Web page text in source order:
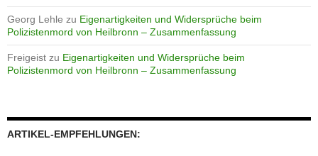
Georg Lehle zu Eigenartigkeiten und Widersprüche beim
Polizistenmord von Heilbronn – Zusammenfassung
Freigeist zu Eigenartigkeiten und Widersprüche beim
Polizistenmord von Heilbronn – Zusammenfassung
ARTIKEL-EMPFEHLUNGEN: